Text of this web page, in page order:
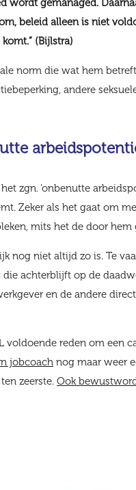
wordt gemanaged.
beleid alleen is niet
(Bijlstra)
norm die wat hem
andere
zgn. ‘onbenutte
Zeker als het gaat om
mits het de door
nog niet altijd zo is. Te
achterblijft op de
en de andere
voldoende reden om een
jobcoach nog maar weer
zeerste. Ook